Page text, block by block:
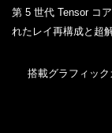
第 5 世代 Tensor コ
れたレイ再構成と超
搭載グラフィッ